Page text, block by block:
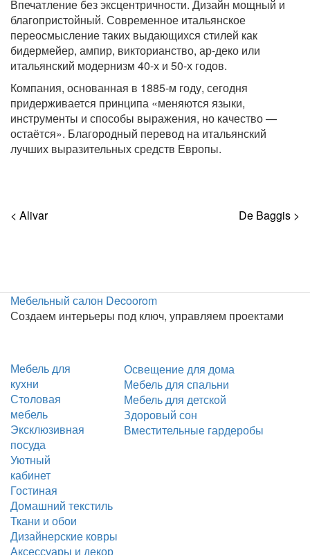
Впечатление без эксцентричности. Дизайн мощный и
благопристойный. Современное итальянское
переосмысление таких выдающихся стилей как
бидермейер, ампир, викторианство, ар-деко или
итальянский модернизм 40-х и 50-х годов.
Компания, основанная в 1885-м году, сегодня
придерживается принципа «меняются языки,
инструменты и способы выражения, но качество —
остаётся». Благородный перевод на итальянский
лучших выразительных средств Европы.
< Alivar De Baggis >
Мебельный салон Decoorom
Создаем интерьеры под ключ, управляем проектами
Мебель для
кухни
Столовая
мебель
Эксклюзивная
посуда
Уютный
кабинет
Гостиная
Освещение для дома
Мебель для спальни
Мебель для детской
Здоровый сон
Вместительные гардеробы
Домашний текстиль
Ткани и обои
Дизайнерские ковры
Аксессуары и декор